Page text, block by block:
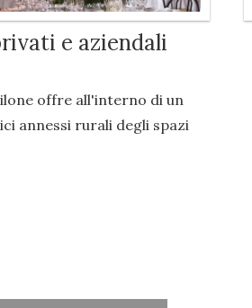
e aziendali
offre all'interno di un
annessi rurali degli spazi